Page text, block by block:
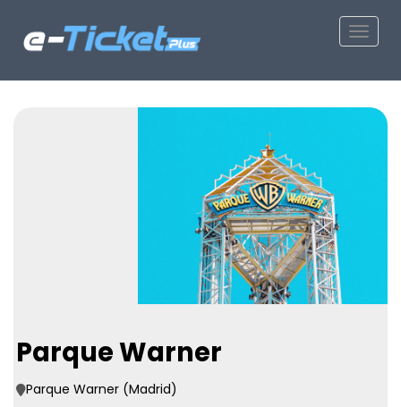
Parque Warner
Parque Warner (Madrid)